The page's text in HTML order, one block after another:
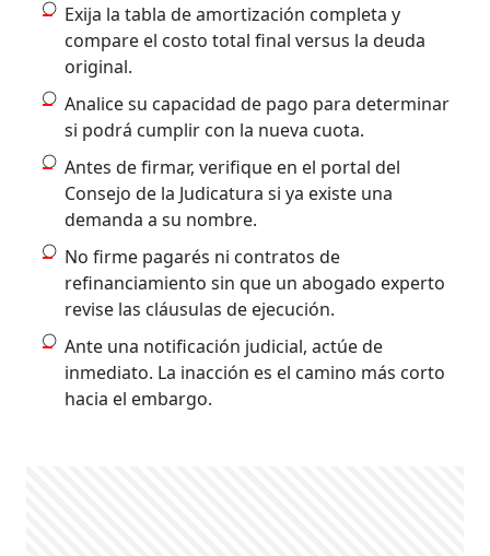
Exija la tabla de amortización completa y
compare el costo total final versus la deuda
original.
Analice su capacidad de pago para determinar
si podrá cumplir con la nueva cuota.
Antes de firmar, verifique en el portal del
Consejo de la Judicatura si ya existe una
demanda a su nombre.
No firme pagarés ni contratos de
refinanciamiento sin que un abogado experto
revise las cláusulas de ejecución.
Ante una notificación judicial, actúe de
inmediato. La inacción es el camino más corto
hacia el embargo.